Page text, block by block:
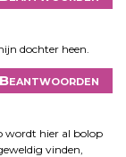
dochter heen.
Beantwoorden
wordt hier al bolop
vinden,